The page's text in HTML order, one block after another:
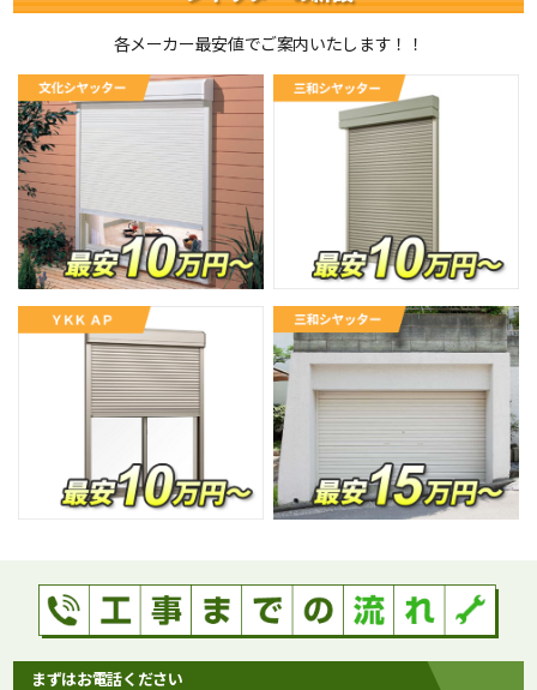
各メーカー最安値でご案内いたします！！
まずはお電話ください